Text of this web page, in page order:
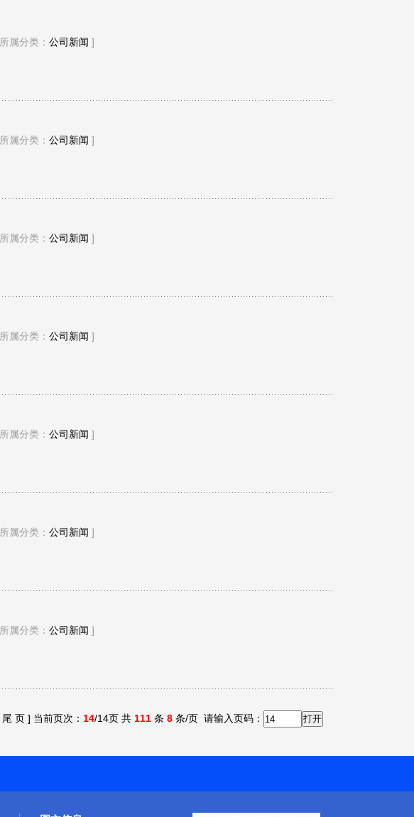
属分类： 公司新闻 ]
属分类： 公司新闻 ]
属分类： 公司新闻 ]
属分类： 公司新闻 ]
属分类： 公司新闻 ]
属分类： 公司新闻 ]
属分类： 公司新闻 ]
尾 页 ] 当前页次： 14/14页 共 111条 8条/页 请输入页码：